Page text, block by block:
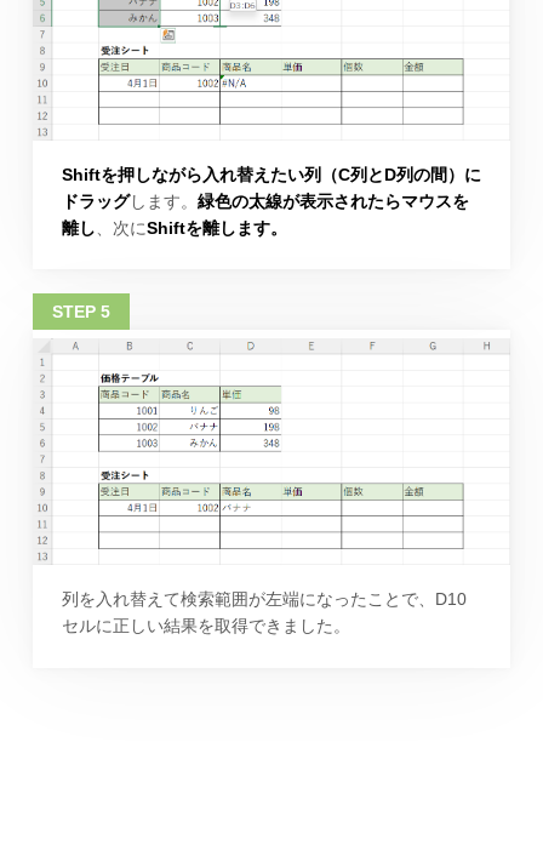
Shiftを押しながら入れ替えたい列（C列とD列の間）に
ドラッグします。 緑色の太線が表示されたらマウスを
離し 、次にShiftを離します。
列を入れ替えて検索範囲が左端になったことで、D10
セルに正しい結果を取得できました。